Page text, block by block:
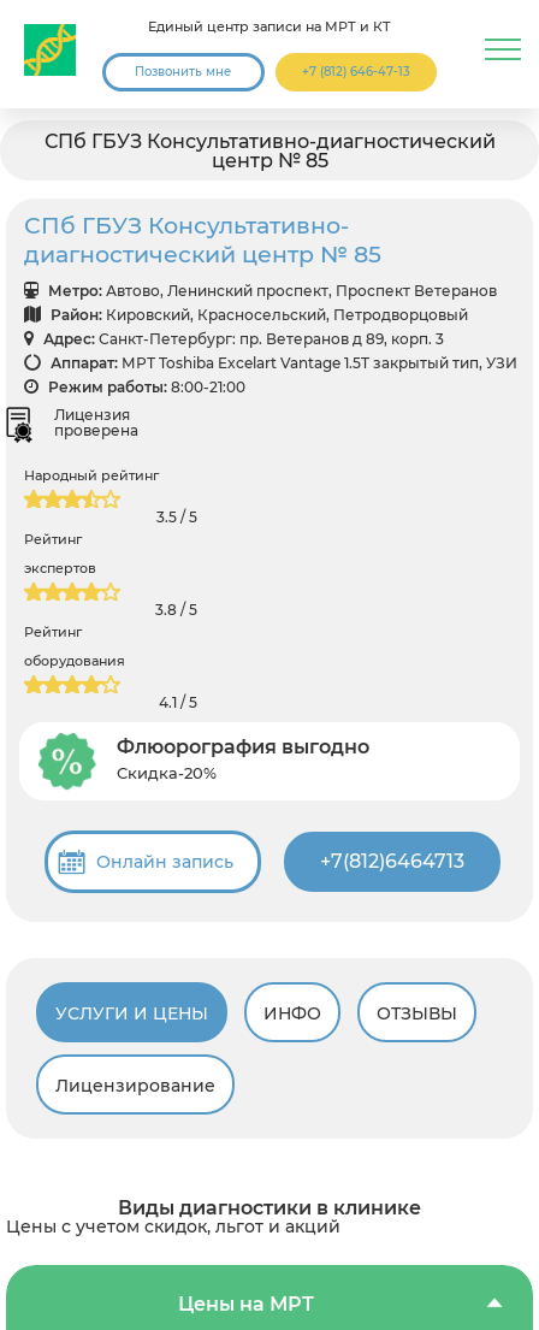
Единый центр записи на МРТ и КТ
Позвонить мне +7 (812) 646-47-13
СПб ГБУЗ Консультативно-диагностический
центр № 85
СПб ГБУЗ Консультативно-
диагностический центр № 85
Метро: Автово, Ленинский проспект, Проспект Ветеранов
Район: Кировский, Красносельский, Петродворцовый
Адрес: Санкт-Петербург: пр. Ветеранов д 89, корп. 3
Аппарат: МРТ Toshiba Excelart Vantage 1.5T закрытый тип, УЗИ
Режим работы: 8:00-21:00
Лицензия
проверена
Народный рейтинг
3.5 / 5
Рейтинг
экспертов
3.8 / 5
Рейтинг
оборудования
4.1 / 5
Флюорография выгодно
Скидка-20%
Онлайн запись +7(812)6464713
УСЛУГИ И ЦЕНЫ ИНФО ОТЗЫВЫ
Лицензирование
Виды диагностики в клинике
Цены с учетом скидок, льгот и акций
Цены на МРТ